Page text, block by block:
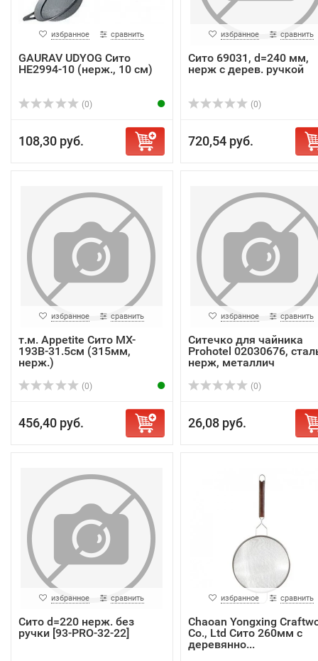
избранное сравнить
GAURAV UDYOG Сито
HE2994-10 (нерж., 10 см)
(0)
108,30 руб.
избранное сравнить
Сито 69031, d=240 мм,
нерж с дерев. ручкой
(0)
720,54 руб.
избранное сравнить
т.м. Appetite Сито MX-
193B-31.5см (315мм,
нерж.)
(0)
456,40 руб.
избранное сравнить
Ситечко для чайника
Prohotel 02030676,
нерж, металлич
(0)
26,08 руб.
избранное сравнить
Сито d=220 нерж. без
ручки [93-PRO-32-22]
избранное сравнить
Chaoan Yongxing
Co., Ltd Сито 260мм с
деревянно...